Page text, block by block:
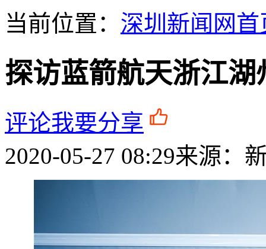
当前位置： 深圳新闻网首
探访蓝箭航天浙江湖
评论我要分享
2020-05-27 08:29来源：